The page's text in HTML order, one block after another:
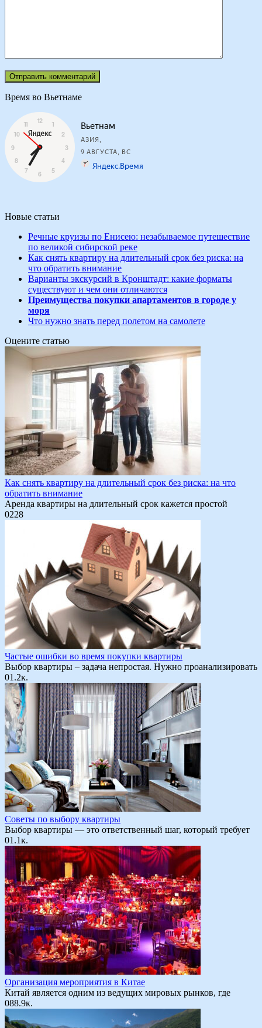
Время во Вьетнаме
Новые статьи
Речные круизы по Енисею: незабываемое путешествие
по великой сибирской реке
Как снять квартиру на длительный срок без риска: на
что обратить внимание
Варианты экскурсий в Кронштадт: какие форматы
существуют и чем они отличаются
Преимущества покупки апартаментов в городе у
моря
Что нужно знать перед полетом на самолете
Оцените статью
Как снять квартиру на длительный срок без риска: на что
обратить внимание
Аренда квартиры на длительный срок кажется простой
0228
Частые ошибки во время покупки квартиры
Выбор квартиры – задача непростая. Нужно проанализировать
01.2к.
Советы по выбору квартиры
Выбор квартиры — это ответственный шаг, который требует
01.1к.
Организация мероприятия в Китае
Китай является одним из ведущих мировых рынков, где
088.9к.